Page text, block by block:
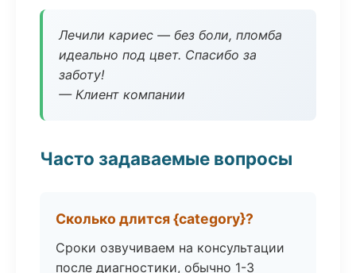
Лечили кариес — без боли, пломба
идеально под цвет. Спасибо за
заботу!
— Клиент компании
Часто задаваемые вопросы
Сколько длится {category}?
Сроки озвучиваем на консультации
после диагностики, обычно 1-3